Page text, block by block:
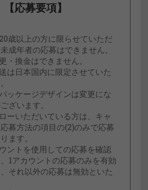
【応募要項】
歳以上の方に限らせていただ
成年者の応募はできません。
・換金はできません。
は日本国内に限定させていた
ッケージデザインは変更にな
ざいます。
ーいただいている方は、キャ
募方法の項目の(2)のみで応募
ます。
ントを使用しての応募を確認
1アカウントの応募のみを有効
それ以外の応募は無効といた